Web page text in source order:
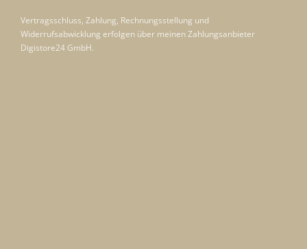
Vertragsschluss, Zahlung, Rechnungsstellung und
Widerrufsabwicklung erfolgen über meinen Zahlungsanbieter
Digistore24 GmbH.